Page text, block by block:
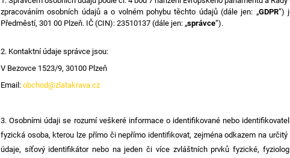
zpracováním osobních údajů a o volném pohybu těchto údajů (dále jen: „GDPR”)
Předměstí, 301 00 Plzeň. IČ (CIN): 23510137 (dále jen: „správce“).
2. Kontaktní údaje správce jsou:
V Bezovce 1523/9, 30100 Plzeň
Email: obchod@zlatakrava.cz
3. Osobními údaji se rozumí veškeré informace o identifikované nebo
fyzická osoba, kterou lze přímo či nepřímo identifikovat, zejména odkazem na
údaje, síťový identifikátor nebo na jeden či více zvláštních prvků fyzické,